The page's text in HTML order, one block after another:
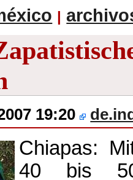
|
19:20
Chiapas:
40 bis